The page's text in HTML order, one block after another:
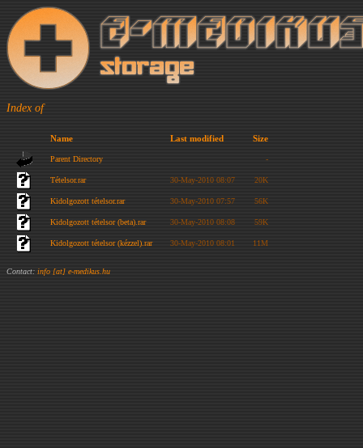
Index of
Name Last modified Size
Parent Directory -
Tételsor.rar 30-May-2010 08:07 20K
Kidolgozott tételsor.rar 30-May-2010 07:57 56K
Kidolgozott tételsor (beta).rar 30-May-2010 08:08 59K
Kidolgozott tételsor (kézzel).rar 30-May-2010 08:01 11M
Contact: info [at] e-medikus.hu